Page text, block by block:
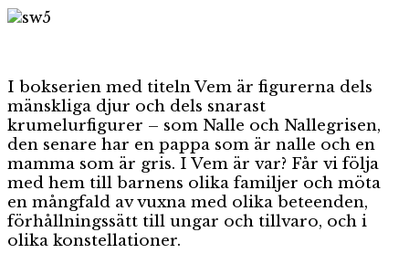
I bokserien med titeln Vem är figurerna dels
mänskliga djur och dels snarast
krumelurfigurer – som Nalle och Nallegrisen,
den senare har en pappa som är nalle och en
mamma som är gris. I Vem är var? Får vi följa
med hem till barnens olika familjer och möta
en mångfald av vuxna med olika beteenden,
förhållningssätt till ungar och tillvaro, och i
olika konstellationer.